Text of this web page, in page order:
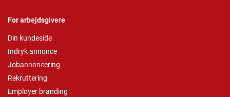
For arbejdsgivere
Din kundeside
Indryk annonce
Jobannoncering
Rekruttering
Employer branding